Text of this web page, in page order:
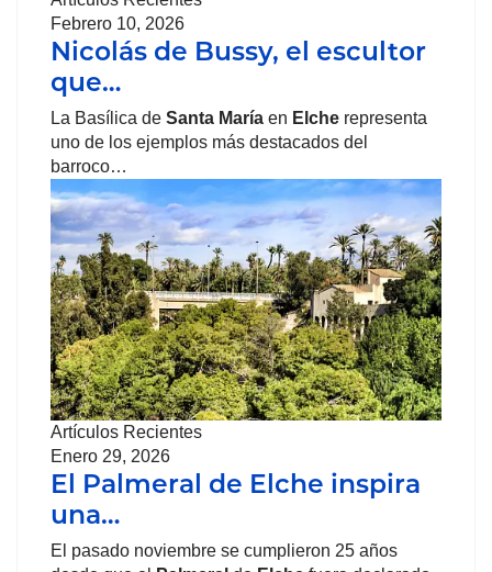
Febrero 10, 2026
Nicolás de Bussy, el escultor
que…
La Basílica de Santa María en Elche representa
uno de los ejemplos más destacados del
barroco…
Artículos Recientes
Enero 29, 2026
El Palmeral de Elche inspira
una…
El pasado noviembre se cumplieron 25 años